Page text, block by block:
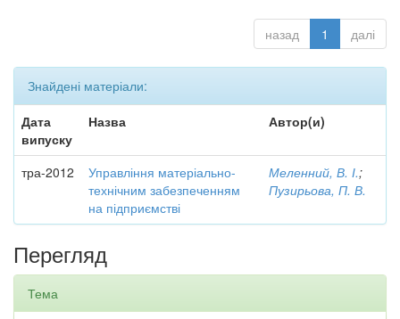
назад 1 далі
Знайдені матеріали:
Дата
випуску
Назва Автор(и)
тра-2012
Управління матеріально-
технічним забезпеченням
на підприємстві
Меленний, В. І.;
Пузирьова, П. В.
Перегляд
Тема